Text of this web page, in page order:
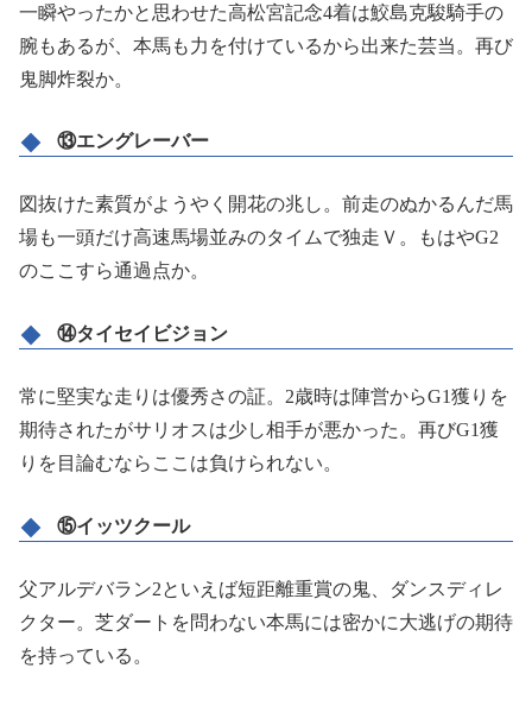
一瞬やったかと思わせた高松宮記念4着は鮫島克駿騎手の
腕もあるが、本馬も力を付けているから出来た芸当。再び
鬼脚炸裂か。
⑬エングレーバー
図抜けた素質がようやく開花の兆し。前走のぬかるんだ馬
場も一頭だけ高速馬場並みのタイムで独走Ｖ。もはやG2
のここすら通過点か。
⑭タイセイビジョン
常に堅実な走りは優秀さの証。2歳時は陣営からG1獲りを
期待されたがサリオスは少し相手が悪かった。再びG1獲
りを目論むならここは負けられない。
⑮イッツクール
父アルデバラン2といえば短距離重賞の鬼、ダンスディレ
クター。芝ダートを問わない本馬には密かに大逃げの期待
を持っている。